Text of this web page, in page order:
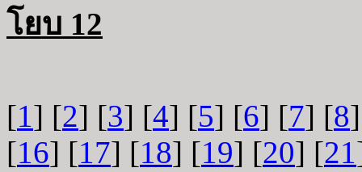
โยบ 12
[1] [2] [3] [4] [5] [6] [7] [8
[16] [17] [18] [19] [20] [21